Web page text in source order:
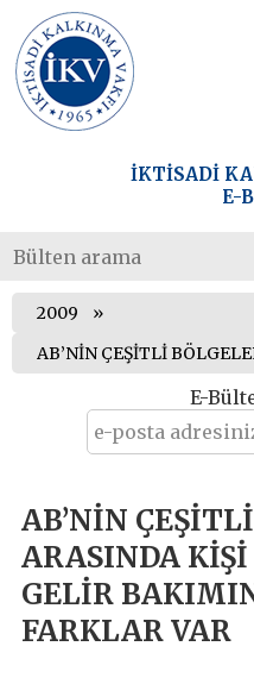
İKTİSADİ
E-
2009
E-
AB’NİN
ARASINDA
GELİR
FARKLAR VAR